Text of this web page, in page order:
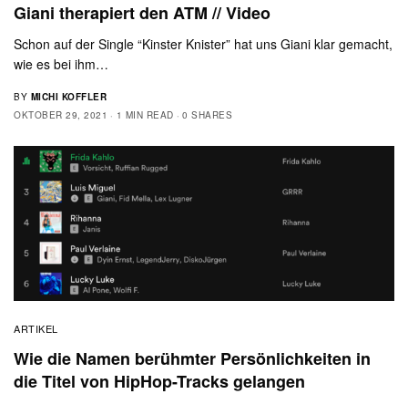
Giani therapiert den ATM // Video
Schon auf der Single “Kinster Knister” hat uns Giani klar gemacht,
wie es bei ihm…
BY MICHI KOFFLER
OKTOBER 29, 2021
1 MIN READ 0 SHARES
ARTIKEL
Wie die Namen berühmter Persönlichkeiten in
die Titel von HipHop-Tracks gelangen